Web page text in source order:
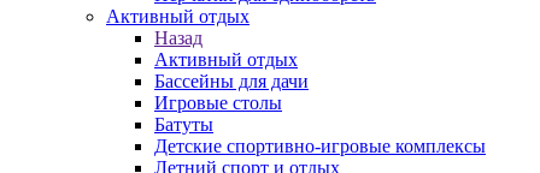
Активный отдых
Назад
Активный отдых
Бассейны для дачи
Игровые столы
Батуты
Детские спортивно-игровые комплексы
Летний спорт и отдых